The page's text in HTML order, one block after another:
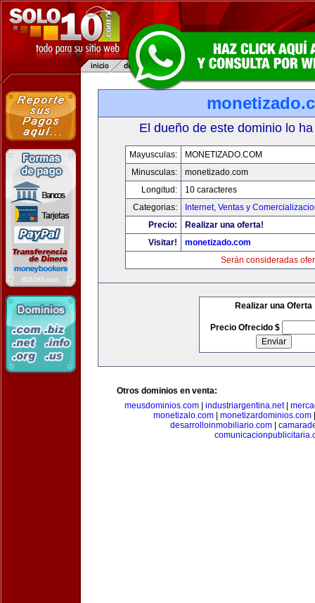
El dueño de este dominio lo
Mayusculas:
MONETIZADO.COM
Minusculas:
monetizado.com
Longitud:
10 caracteres
Categorias:
Internet, Ventas y
Precio:
Realizar una oferta!
Visitar!
monetizado.com
Serán consideradas
Realizar una Oferta
Precio Ofrecido $
Otros dominios en venta:
meusdominios.com| industriargentina.net|
monetizalo.com| monetizardominios.com
desarrolloinmobiliario.com